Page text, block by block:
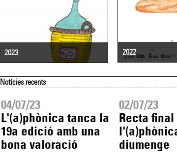
2023 2022
Notícies recents
04/07/23
L'(a)phònica tanca la
19a edició amb una
bona valoració
02/07/23
Recta final
diumenge